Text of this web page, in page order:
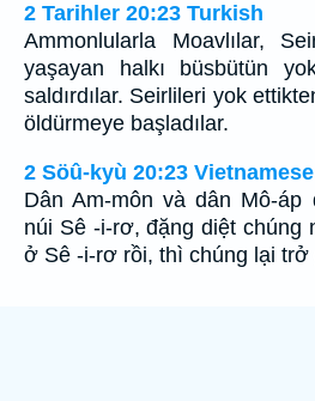
2 Tarihler 20:23 Turkish
Ammonlularla Moavlılar,
yaşayan halkı büsbütün
saldırdılar. Seirlileri yok
öldürmeye başladılar.
2 Söû-kyù 20:23
Dân Am-môn và dân Mô-
núi Sê -i-rơ, đặng diệt chúng
ở Sê -i-rơ rồi, thì chúng lại trở